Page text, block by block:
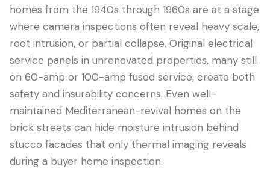
homes from the 1940s through 1960s are at a stage
where camera inspections often reveal heavy scale,
root intrusion, or partial collapse. Original electrical
service panels in unrenovated properties, many still
on 60-amp or 100-amp fused service, create both
safety and insurability concerns. Even well-
maintained Mediterranean-revival homes on the
brick streets can hide moisture intrusion behind
stucco facades that only thermal imaging reveals
during a buyer home inspection.